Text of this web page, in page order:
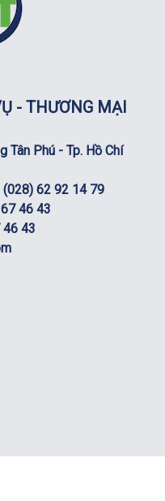
- THƯƠNG MẠI
Tân Phú - Tp. Hồ Chí
62 92 14 79
46 43
43